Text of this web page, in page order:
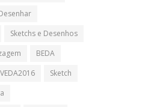
Sketchs e Desenhos
BEDA
VEDA2016
Sketch